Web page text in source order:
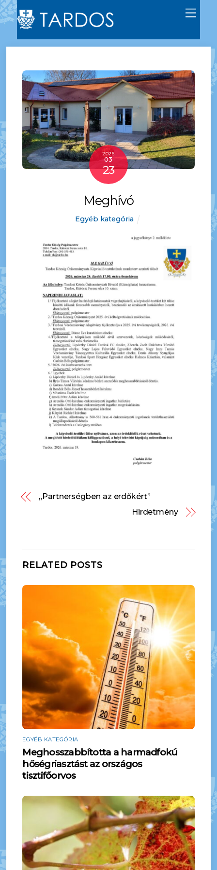
2026
03
23
Meghívó
Egyéb kategória
„Partnerségben az erdőkért”
Hirdetmény
RELATED POSTS
EGYÉB KATEGÓRIA
Meghosszabbította a harmadfokú
hőségriasztást az országos
tisztifőorvos